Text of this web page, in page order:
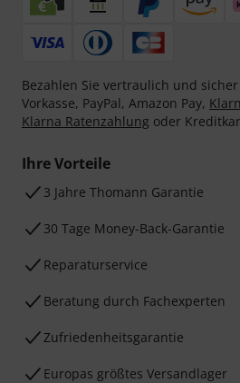
Bezahlen Sie vertraulich und
Vorkasse, PayPal, Amazon Pay,
Klarna Ratenzahlung oder
Ihre Vorteile
3 Jahre Thomann Garantie
30 Tage Money-Back-Garantie
Reparaturservice
Beratung durch Fachexperten
Zufriedenheitsgarantie
Europas größtes Versandlager